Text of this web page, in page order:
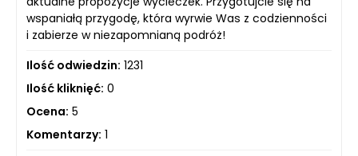
wspaniałą przygodę, która wyrwie Was z codzienności
i zabierze w niezapomnianą podróż!
Ilość odwiedzin: 1231
Ilość kliknięć: 0
Ocena: 5
Komentarzy: 1